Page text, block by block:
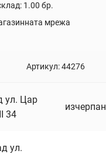
1.00 бр.
мрежа
Артикул:44276
ул. Цар
34
изчерпан
ул.